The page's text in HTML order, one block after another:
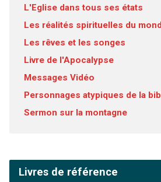
L'Eglise dans tous ses états
Les réalités spirituelles du
Les rêves et les songes
Livre de l'Apocalypse
Messages Vidéo
Personnages atypiques de la
Sermon sur la montagne
Livres de référence